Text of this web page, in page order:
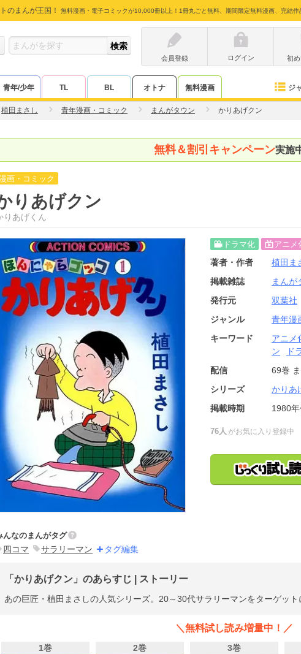
のまんが王国！ 無料漫画・電子コミックが10,000冊以上！1冊丸ごと無料、期間限定無料漫画、完結作
会員登録
ログイン 初
青年/少年 TL BL オトナ 無料漫画 ジ
植田まさし 青年漫画・コミック まんがタウン かりあげクン
無料＆割引キャンペーン実施
画・コミック
りあげクン
りあげくん
ドラマ化 アニメ
著者・作者 植田ま
掲載雑誌
まんが
発行元
双葉社
ジャンル
青年漫
キーワード
アニメ
ン
ド
配信
69巻
シリーズ
かりあ
掲載時期
1980年
76人 がお気に入り登録中
んなのまんがタグ
四コマ サラリーマン タグ編集
「かりあげクン」のあらすじ | ストーリー
あの巨匠・植田まさしの人気シリーズ。20～30代サラリーマンをターゲット
＼無料試し読み増量中！／
1巻 2巻 3巻